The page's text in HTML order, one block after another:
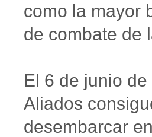
como la mayor
de combate de
El 6 de junio
Aliados
desembarcar